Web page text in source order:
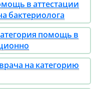
в аттестации
бактериолога
помощь в
на категорию